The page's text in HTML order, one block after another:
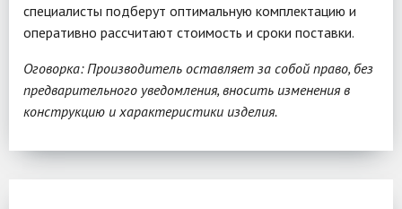
специалисты подберут оптимальную комплектацию и
оперативно рассчитают стоимость и сроки поставки.
Оговорка: Производитель оставляет за собой право, без
предварительного уведомления, вносить изменения в
конструкцию и характеристики изделия.